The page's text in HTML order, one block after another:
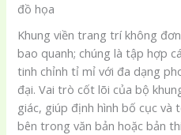
đồ họa
Khung viền trang trí không
bao quanh; chúng là tập hợp
tinh chỉnh tỉ mỉ với đa dạng
đại. Vai trò cốt lõi của bộ
giác, giúp định hình bố cục
bên trong văn bản hoặc bản